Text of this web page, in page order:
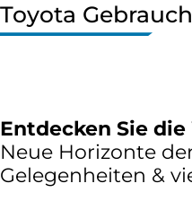
Toyota
Entdecken Sie
Neue Horizonte
Gelegenheiten &